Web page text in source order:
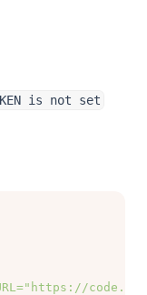
is not set